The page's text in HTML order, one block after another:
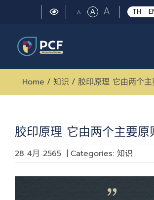
TH
A Small
ARegular
ALarge
font
Home / 知识 / 胶印原理 它由两个主
胶印原理 它由两个主要原
28 4月 2565 | Categories: 知识